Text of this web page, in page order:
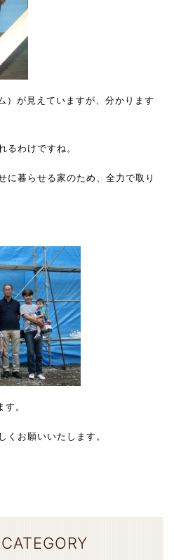
）が見えていますが、分かります
るわけですね。
に暮らせる家のため、全力で取り
。
くお願いいたします。